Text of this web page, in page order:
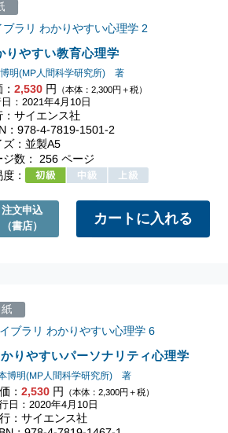
りやすい教育心理学
ブラリ わかりやすい心理学 2
明(MP人間科学研究所) 著
：2,530 円 （本体：2,300円＋税）
：2021年4月10日
：サイエンス社
：978-4-7819-1501-2
ズ：並製A5
ジ数： 256 ページ
：
注文申込
（書店）
りやすいパーソナリティ心理学
ブラリ わかりやすい心理学6
博明(MP人間科学研究所) 著
： 2,530円 （本体：2,300円＋税）
紙
日：2020年4月10日
：サイエンス社